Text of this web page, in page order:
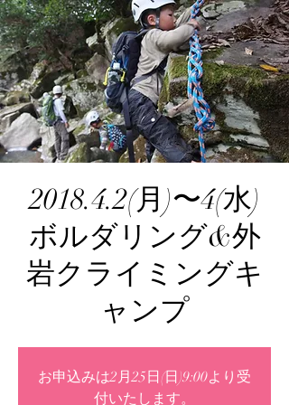
2018.4.2(月)〜4(水)
ボルダリング&外
岩クライミングキ
ャンプ
お申込みは2月25日(日)9:00より受
付いたします。